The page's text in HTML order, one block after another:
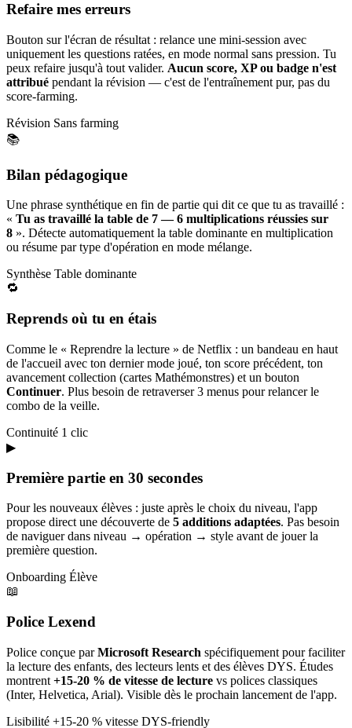
Refaire mes erreurs
Bouton sur l'écran de résultat : relance une mini-session avec
uniquement les questions ratées, en mode normal sans pression. Tu
peux refaire jusqu'à tout valider. Aucun score, XP ou badge n'est
attribué pendant la révision — c'est de l'entraînement pur, pas du
score-farming.
Révision Sans farming
📚
Bilan pédagogique
Une phrase synthétique en fin de partie qui dit ce que tu as travaillé :
« Tu as travaillé la table de 7 — 6 multiplications réussies sur
8 ». Détecte automatiquement la table dominante en multiplication
ou résume par type d'opération en mode mélange.
Synthèse Table dominante
🔁
Reprends où tu en étais
Comme le « Reprendre la lecture » de Netflix : un bandeau en haut
de l'accueil avec ton dernier mode joué, ton score précédent, ton
avancement collection (cartes Mathémonstres) et un bouton
Continuer. Plus besoin de retraverser 3 menus pour relancer le
combo de la veille.
Continuité 1 clic
▶
Première partie en 30 secondes
Pour les nouveaux élèves : juste après le choix du niveau, l'app
propose direct une découverte de 5 additions adaptées. Pas besoin
de naviguer dans niveau → opération → style avant de jouer la
première question.
Onboarding Élève
📖
Police Lexend
Police conçue parMicrosoft Research spécifiquement pour faciliter
la lecture des enfants, des lecteurs lents et des élèves DYS. Études
montrent +15-20 % de vitesse de lecture vs polices classiques
(Inter, Helvetica, Arial). Visible dès le prochain lancement de l'app.
Lisibilité +15-20 % vitesse DYS-friendly